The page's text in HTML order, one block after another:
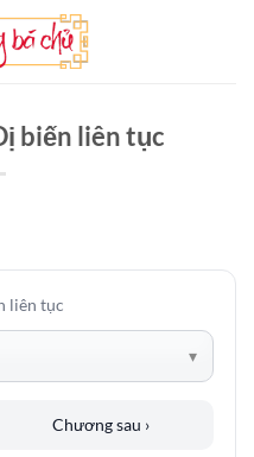
biến liên tục
liên tục
Chương sau ›